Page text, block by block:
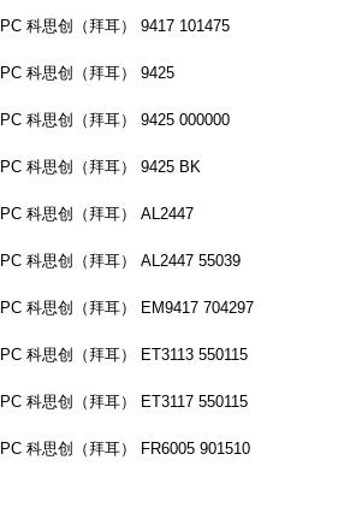
PC 科思创（拜耳） 9417 101475
PC 科思创（拜耳） 9425
PC 科思创（拜耳） 9425 000000
PC 科思创（拜耳） 9425 BK
PC 科思创（拜耳） AL2447
PC 科思创（拜耳） AL2447 55039
PC 科思创（拜耳） EM9417 704297
PC 科思创（拜耳） ET3113 550115
PC 科思创（拜耳） ET3117 550115
PC 科思创（拜耳） FR6005 901510